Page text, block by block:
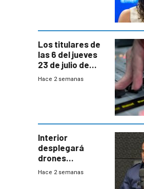
gobierno
Los titulares de
las 6 del jueves
23 de julio de
2026
Hace 2 semanas
Interior
desplegará
drones
autónomos para
Hace 2 semanas